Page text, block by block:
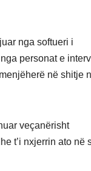
nga softueri i
personat e
në shitje
veçanërisht
t’i nxjerrin ato në